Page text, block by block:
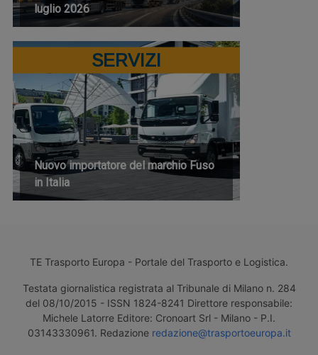
luglio 2026
SERVIZI
Nuovo importatore del marchio Fuso
in Italia
TE Trasporto Europa - Portale del Trasporto e Logistica.
Testata giornalistica registrata al Tribunale di Milano n. 284
del 08/10/2015 - ISSN 1824-8241 Direttore responsabile:
Michele Latorre Editore: Cronoart Srl - Milano - P.I.
03143330961. Redazione redazione@trasportoeuropa.it